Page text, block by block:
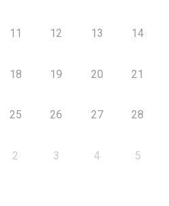
11 12 13 14
18 19 20 21
25 26 27 28
2 3 4 5